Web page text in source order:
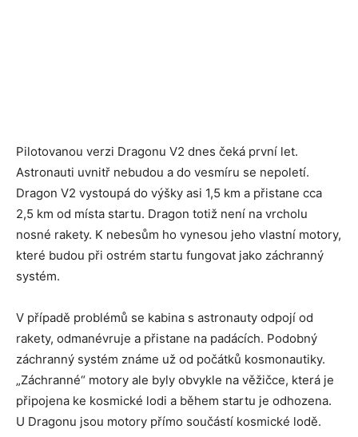
Pilotovanou verzi Dragonu V2 dnes čeká první let.
Astronauti uvnitř nebudou a do vesmíru se nepoletí.
Dragon V2 vystoupá do výšky asi 1,5 km a přistane cca
2,5 km od místa startu. Dragon totiž není na vrcholu
nosné rakety. K nebesům ho vynesou jeho vlastní motory,
které budou při ostrém startu fungovat jako záchranný
systém.
V případě problémů se kabina s astronauty odpojí od
rakety, odmanévruje a přistane na padácích. Podobný
záchranný systém známe už od počátků kosmonautiky.
„Záchranné“ motory ale byly obvykle na věžičce, která je
připojena ke kosmické lodi a během startu je odhozena.
U Dragonu jsou motory přímo součástí kosmické lodě.